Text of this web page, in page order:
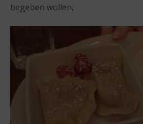
begeben wollen.